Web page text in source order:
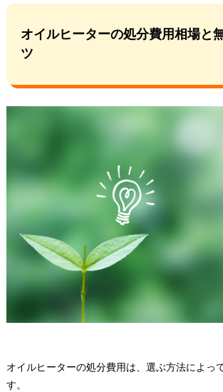
オイルヒーターの処分費用相場と
ツ
オイルヒーターの処分費用は、選ぶ方法によっ
す。